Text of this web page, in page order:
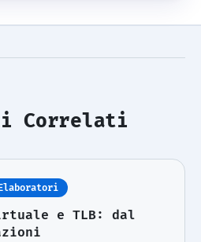
Correlati
e TLB: dal